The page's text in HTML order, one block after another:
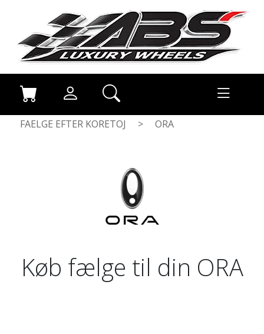
FAELGE EFTER KORETOJ > ORA
Køb fælge til din ORA